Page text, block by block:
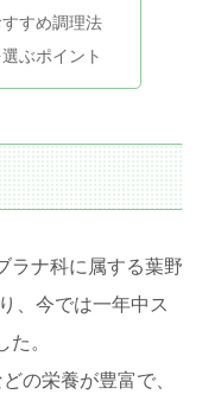
すめ調理法
ぶポイント
ラナ科に属する葉野
、今では一年中ス
。
の栄養が豊富で、